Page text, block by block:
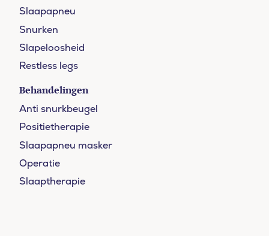
Slaapapneu
Snurken
Slapeloosheid
Restless legs
Behandelingen
Anti snurkbeugel
Positietherapie
Slaapapneu masker
Operatie
Slaaptherapie